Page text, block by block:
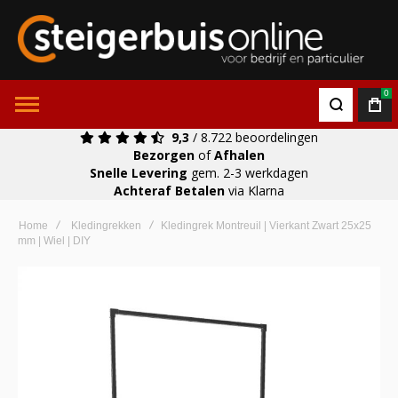
0
9,3 / 8.722 beoordelingen
Bezorgen ofAfhalen
Snelle Levering gem. 2-3 werkdagen
Achteraf Betalen via Klarna
Home Kledingrekken
Kledingrek Montreuil | Vierkant Zwart 25x25
mm | Wiel | DIY